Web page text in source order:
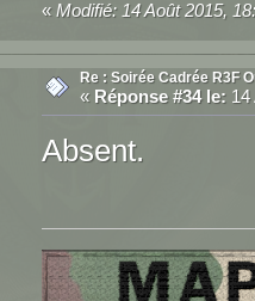
«Modifié: 14 Août 2015,
Re : Soirée Cadrée R3F
« Réponse #34 le:14
Absent.